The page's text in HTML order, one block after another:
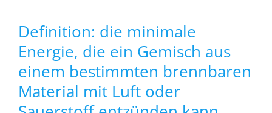
Definition: die minimale
Energie, die ein Gemisch aus
einem bestimmten brennbaren
Material mit Luft oder